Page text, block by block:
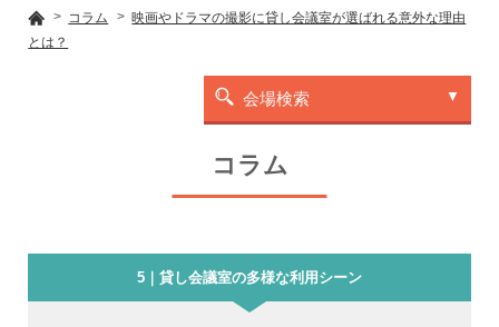
コラム
映画やドラマの撮影に貸し会議室が選ばれる意外な理由
とは？
会場検索
コラム
5｜貸し会議室の多様な利用シーン